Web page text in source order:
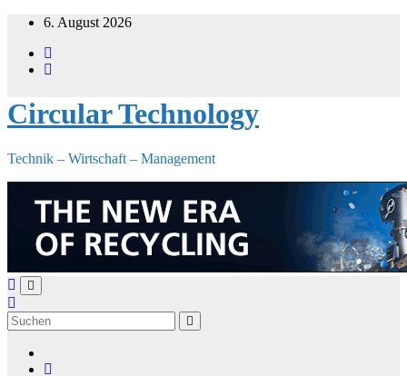
Zum
springen
6. August 2026
Circular Technology
Technik – Wirtschaft – Management